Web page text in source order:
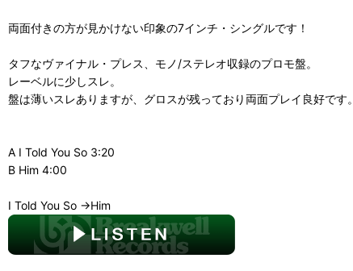
両面付きの方が見かけない印象の7インチ・シングルです！
タフなヴァイナル・プレス、モノ/ステレオ収録のプロモ盤。
レーベルに少しスレ。
盤は薄いスレありますが、グロスが残っており両面プレイ良好です。
A I Told You So 3:20
B Him 4:00
I Told You So →Him